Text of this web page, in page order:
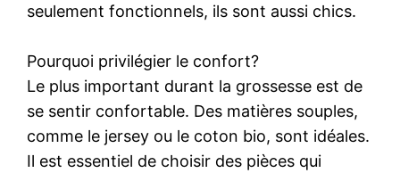
seulement fonctionnels, ils sont aussi chics.
Pourquoi privilégier le confort?
Le plus important durant la grossesse est de
se sentir confortable. Des matières souples,
comme le jersey ou le coton bio, sont idéales.
Il est essentiel de choisir des pièces qui